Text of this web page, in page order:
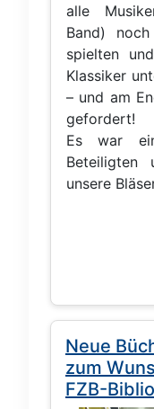
alle
Band)
spielten
Klassiker
– und am
gefordert!
Es war
unsere
Neue
zum
FZB-